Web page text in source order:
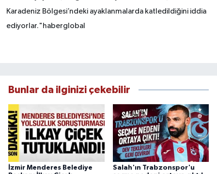
Karadeniz Bölgesi’ndeki ayaklanmalarda katledildiğini iddia
ediyorlar."haberglobal
Bunlar da ilginizi çekebilir
İzmir Menderes Belediye
Salah'ın Trabzonspor'u